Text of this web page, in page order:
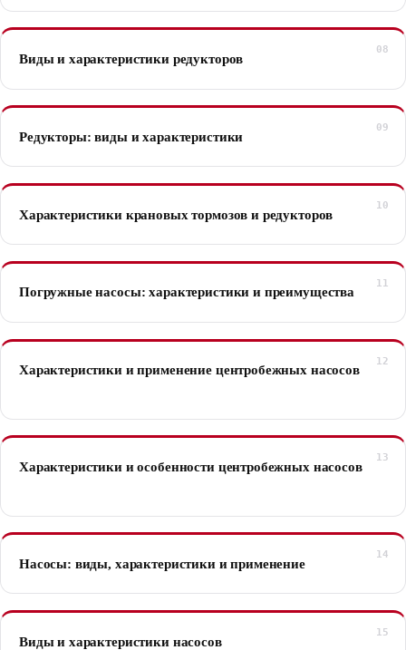
Виды и характеристики редукторов
Редукторы: виды и характеристики
Характеристики крановых тормозов и редукторов
Погружные насосы: характеристики и преимущества
Характеристики и применение центробежных насосов
Характеристики и особенности центробежных насосов
Насосы: виды, характеристики и применение
Виды и характеристики насосов